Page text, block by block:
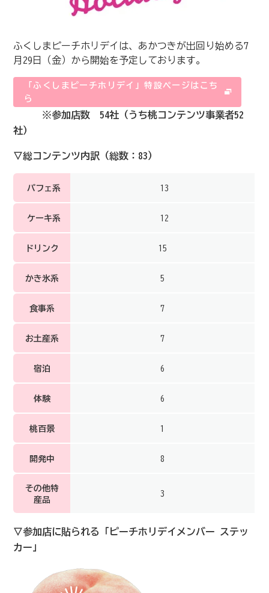
ふくしまピーチホリデイは、あかつきが出回り始める7
月29日（金）から開始を予定しております。
「ふくしまピーチホリデイ」特設ページはこち
ら
※参加店数 54社（うち桃コンテンツ事業者52
社）
▽総コンテンツ内訳（総数：83）
パフェ系 13
ケーキ系 12
ドリンク 15
かき氷系 5
食事系 7
お土産系 7
宿泊 6
体験 6
桃百景 1
開発中 8
その他特
産品
3
▽参加店に貼られる「ピーチホリデイメンバー ステッ
カー」